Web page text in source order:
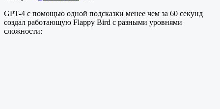
GPT-4 с помощью одной подсказки менее чем за 60 секунд
создал работающую Flappy Bird с разными уровнями
сложности: